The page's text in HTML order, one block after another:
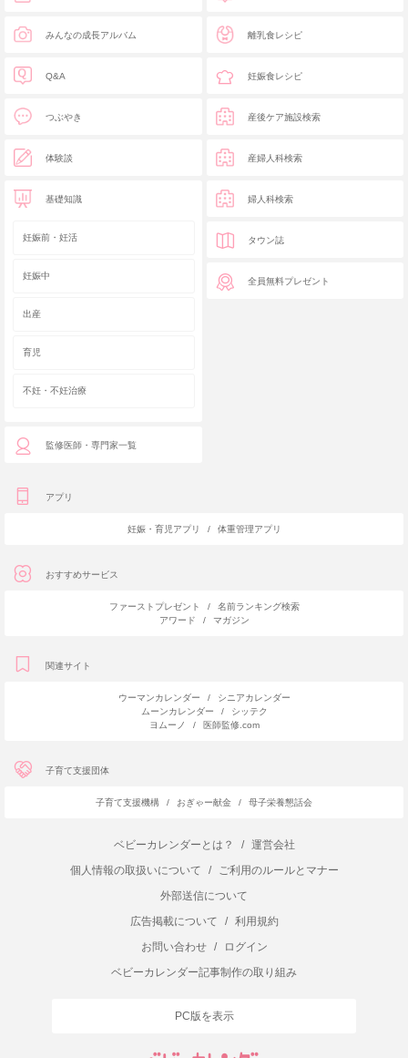
みんなの成長アルバム
Q&A
つぶやき
体験談
基礎知識
妊娠前・妊活
妊娠中
出産
育児
不妊・不妊治療
監修医師・専門家一覧
離乳食レシピ
妊娠食レシピ
産後ケア施設検索
産婦人科検索
婦人科検索
タウン誌
全員無料プレゼント
アプリ
妊娠・育児アプリ / 体重管理アプリ
おすすめサービス
ファーストプレゼント /
名前ランキング検索
アワード
/ マガジン
関連サイト
ウーマンカレンダー /
シニアカレンダー
ムーンカレンダー
/
シッテク
ヨムーノ
/ 医師監修.com
子育て支援団体
子育て支援機構 / おぎゃー献金 / 母子栄養懇話会
ベビーカレンダーとは？ /
運営会社
個人情報の取扱いについて
/
ご利用のルールとマナー
外部送信について
広告掲載について
/
利用規約
お問い合わせ
/
ログイン
ベビーカレンダー記事制作の取り組み
PC版を表示